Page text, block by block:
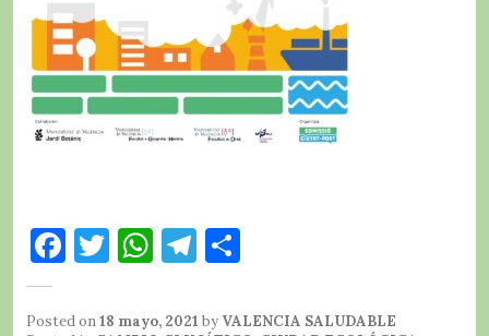
F
c
T
it
W
at
T
e m
Posted on18 mayo, 2021 by VALENCIA SALUDABLE